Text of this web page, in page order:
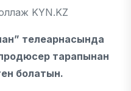
KYN.KZ
телеарнасында
тарапынан
болатын.